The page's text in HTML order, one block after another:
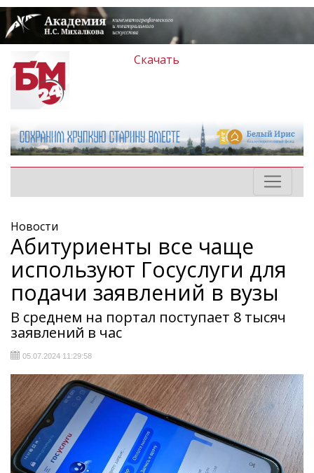
Скачать
Новости
Абитуриенты все чаще
используют Госуслуги для
подачи заявлений в вузы
В среднем на портал поступает 8 тысяч
заявлений в час
05.07.2024 11:29:58